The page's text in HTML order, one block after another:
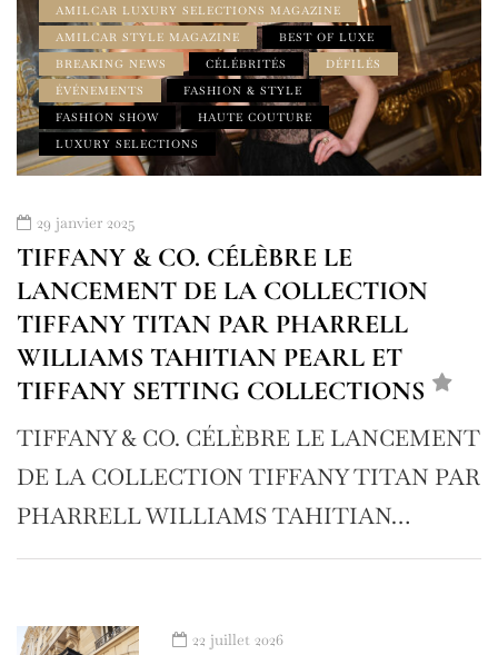
AMILCAR LUXURY SELECTIONS MAGAZINE
AMILCAR STYLE MAGAZINE
BEST OF LUXE
BREAKING NEWS
CÉLÉBRITÉS
DÉFILÉS
ÉVÉNEMENTS
FASHION & STYLE
FASHION SHOW
HAUTE COUTURE
LUXURY SELECTIONS
29 janvier 2025
TIFFANY & CO. CÉLÈBRE LE
LANCEMENT DE LA COLLECTION
TIFFANY TITAN PAR PHARRELL
WILLIAMS TAHITIAN PEARL ET
TIFFANY SETTING COLLECTIONS
TIFFANY & CO. CÉLÈBRE LE LANCEMENT
DE LA COLLECTION TIFFANY TITAN PAR
PHARRELL WILLIAMS TAHITIAN…
22 juillet 2026